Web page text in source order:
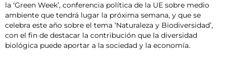
la ‘Green Week’, conferencia política de la UE sobre medio
ambiente que tendrá lugar la próxima semana, y que se
celebra este año sobre el tema ‘Naturaleza y Biodiversidad’,
con el fin de destacar la contribución que la diversidad
biológica puede aportar a la sociedad y la economía.